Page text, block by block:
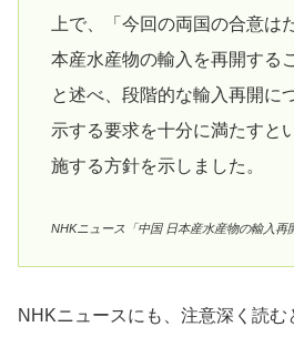
上で、「今回の両国の合意は
本産水産物の輸入を再開する
と述べ、段階的な輸入再開に
示する要求を十分に満たすと
施する方針を示しました。
NHKニュース「中国 日本産水産物の輸入再
NHKニュースにも、注意深く読む